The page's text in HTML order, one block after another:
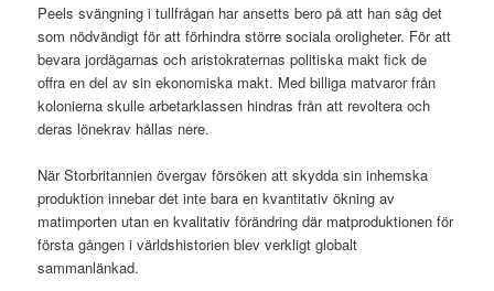
Peels svängning i tullfrågan har ansetts bero på att han såg det
som nödvändigt för att förhindra större sociala oroligheter. För att
bevara jordägarnas och aristokraternas politiska makt fick de
offra en del av sin ekonomiska makt. Med billiga matvaror från
kolonierna skulle arbetarklassen hindras från att revoltera och
deras lönekrav hållas nere.
När Storbritannien övergav försöken att skydda sin inhemska
produktion innebar det inte bara en kvantitativ ökning av
matimporten utan en kvalitativ förändring där matproduktionen för
första gången i världshistorien blev verkligt globalt
sammanlänkad.